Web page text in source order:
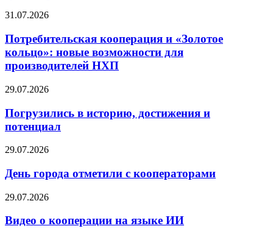
31.07.2026
Потребительская кооперация и «Золотое
кольцо»: новые возможности для
производителей НХП
29.07.2026
Погрузились в историю, достижения и
потенциал
29.07.2026
День города отметили с кооператорами
29.07.2026
Видео о кооперации на языке ИИ